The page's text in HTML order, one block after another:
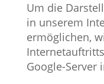
Um die
in unserem
ermöglichen,
Google-Server